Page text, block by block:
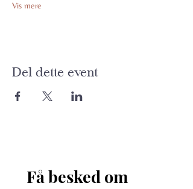
Vis mere
Del dette event
Få besked om